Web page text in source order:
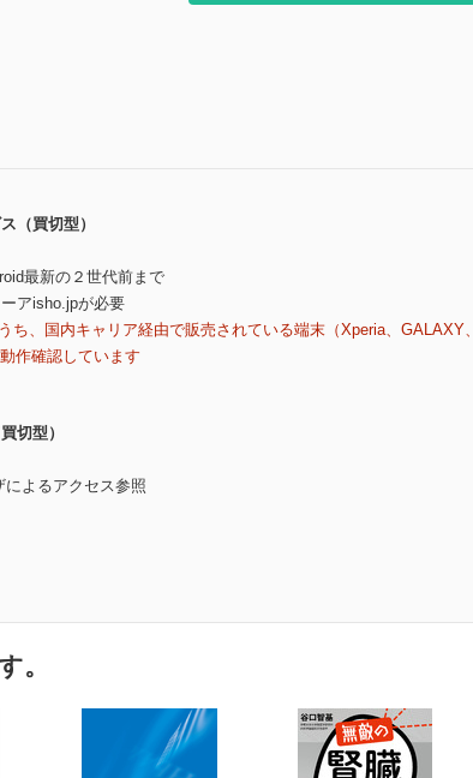
（買切型）
最新の２世代前まで
アisho.jpが必要
、国内キャリア経由で販売されている端末（Xperia、GALAXY、
作確認しています
切型）
よるアクセス参照
。